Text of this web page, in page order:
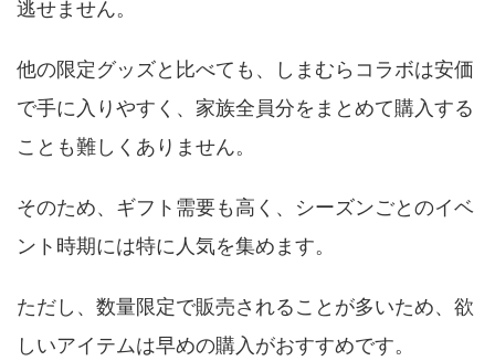
逃せません。
他の限定グッズと比べても、しまむらコラボは安価
で手に入りやすく、家族全員分をまとめて購入する
ことも難しくありません。
そのため、ギフト需要も高く、シーズンごとのイベ
ント時期には特に人気を集めます。
ただし、数量限定で販売されることが多いため、欲
しいアイテムは早めの購入がおすすめです。